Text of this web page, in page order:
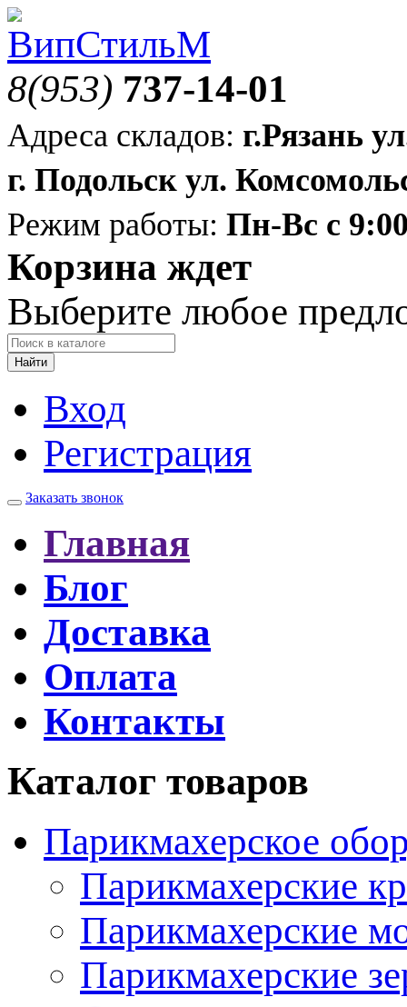
8(953) 737-14-01
Адреса складов: г.Рязань
г. Подольск ул.
Режим работы: Пн-Вс с
Корзина ждет
Выберите любое
Найти
Вход
Регистрация
Заказать звонок
Главная
Блог
Доставка
Оплата
Контакты
Каталог товаров
Парикмахерское
Парикмахерские
Парикмахерские
Парикмахерские